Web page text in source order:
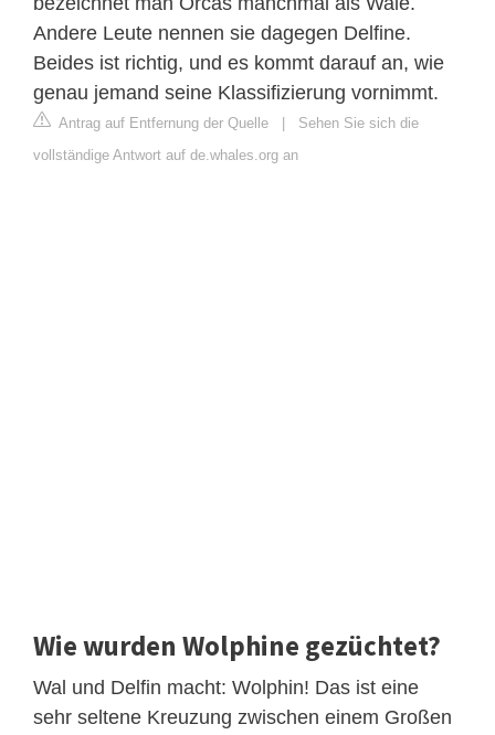
Andere Leute nennen sie dagegen Delfine.
Beides ist richtig, und es kommt darauf an, wie
genau jemand seine Klassifizierung vornimmt.
Antrag auf Entfernung der Quelle
Sehen Sie sich die
vollständige Antwort auf de.whales.org an
Wie wurden Wolphine gezüchtet?
Wal und Delfin macht: Wolphin! Das ist eine
sehr seltene Kreuzung zwischen einem Großen